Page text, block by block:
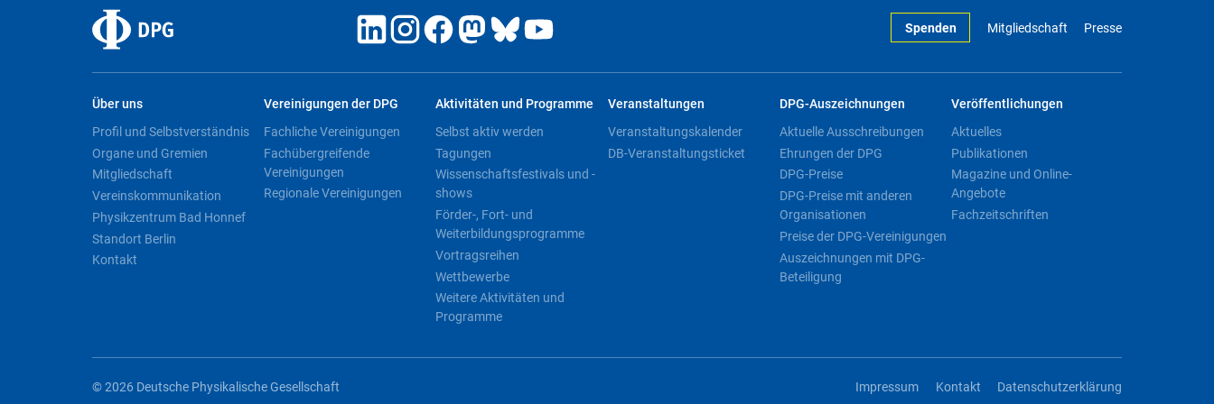
Spenden Mitgliedschaft Presse
Über uns
Profil und Selbstverständnis
Organe und Gremien
Mitgliedschaft
Vereinskommunikation
Physikzentrum Bad Honnef
Standort Berlin
Kontakt
Vereinigungen der DPG
Fachliche Vereinigungen
Fachübergreifende
Vereinigungen
Regionale Vereinigungen
Aktivitäten und Programme
Selbst aktiv werden
Tagungen
Wissenschaftsfestivals und -
shows
Förder-, Fort- und
Weiterbildungsprogramme
Vortragsreihen
Wettbewerbe
Weitere Aktivitäten und
Programme
Veranstaltungen
Veranstaltungskalender
DB-Veranstaltungsticket
DPG-Auszeichnungen
Aktuelle Ausschreibungen
Ehrungen der DPG
DPG-Preise
DPG-Preise mit anderen
Organisationen
Preise der DPG-Vereinigungen
Auszeichnungen mit DPG-
Beteiligung
Veröffentlichungen
Aktuelles
Publikationen
Magazine und Online-
Angebote
Fachzeitschriften
© 2026 Deutsche Physikalische Gesellschaft Impressum Kontakt Datenschutzerklärung